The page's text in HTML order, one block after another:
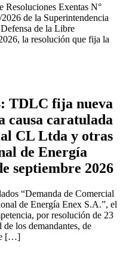
Resoluciones Exentas N°
de la Superintendencia
de la Libre
la resolución que fija la
TDLC fija nueva
causa caratulada
CL Ltda y otras
de Energía
septiembre 2026
“Demanda de Comercial
de Energía Enex S.A.”, el
por resolución de 23
los demandantes, de
[…]